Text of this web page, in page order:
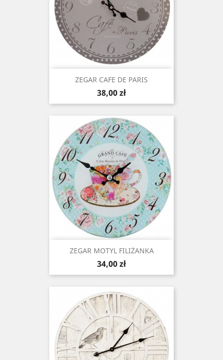
ZEGAR CAFE DE PARIS
Cena
38,00 zł
ZEGAR MOTYL FILIŻANKA
Cena
34,00 zł